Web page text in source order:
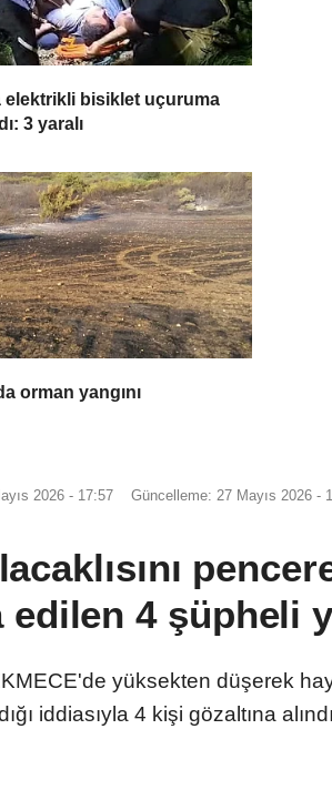
elektrikli bisiklet uçuruma
3 yaralı
orman yangını
2026 - 17:57 Güncelleme: 27 Mayıs 2026 -
4 şüpheli
yüksekten düşerek
iddiasıyla 4 kişi gözaltına alındı